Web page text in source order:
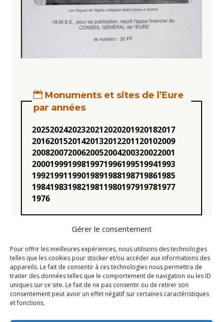
Gérer le consentement
Pour offrir les meilleures expériences, nous utilisons des technologies
telles que les cookies pour stocker et/ou accéder aux informations des
appareils. Le fait de consentir à ces technologies nous permettra de
traiter des données telles que le comportement de navigation ou les ID
uniques sur ce site. Le fait de ne pas consentir ou de retirer son
consentement peut avoir un effet négatif sur certaines caractéristiques
et fonctions.
Monuments et sites de l’Eure
par années
20252024202320212020201920182017
20162015201420132012201120102009
20082007200620052004200320022001
20001999199819971996199519941993
19921991199019891988198719861985
19841983198219811980197919781977
1976
Statuts
Règlement intérieur
Mentions légales